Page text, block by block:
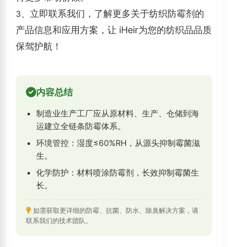
3、立即联系我们，了解更多关于纺织防霉剂的
产品信息和应用方案，让 iHeir为您的纺织品品质
保驾护航！
内容总结
制造业生产工厂应从原材料、生产、仓储到海
运建立全链条防霉体系。
环境管控：湿度≤60%RH，从源头抑制霉菌滋
生。
化学防护：材料喷涂防霉剂，长效抑制霉菌生
长。
如需获取更详细的防霉、抗菌、防水、除臭解决方案，请
联系我们的技术团队。